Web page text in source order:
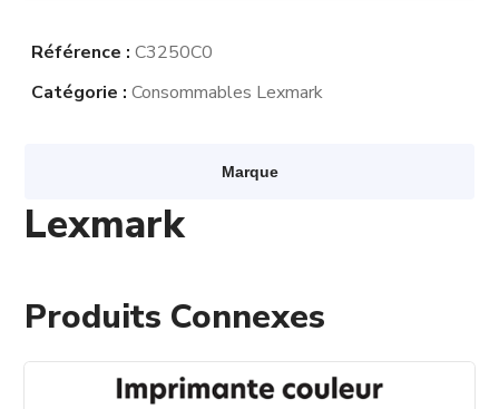
Référence :C3250C0
Catégorie :Consommables Lexmark
Marque
Lexmark
Produits Connexes